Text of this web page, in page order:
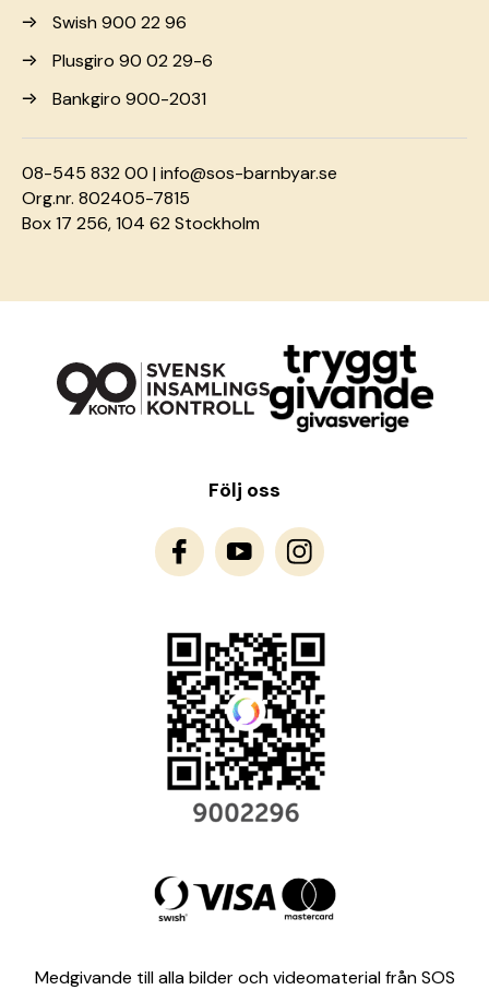
Swish 900 22 96
Plusgiro 90 02 29-6
Bankgiro 900-2031
08-545 832 00 |info@sos-barnbyar.se
Org.nr. 802405-7815
Box 17 256, 104 62 Stockholm
Följ oss
Medgivande till alla bilder och videomaterial från SOS